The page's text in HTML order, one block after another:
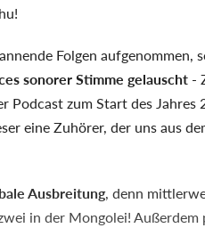
Folgen aufgenommen,
sonorer Stimme gelauscht -
zum Start des Jahres
eine Zuhörer, der uns aus
Ausbreitung, denn
in der Mongolei!